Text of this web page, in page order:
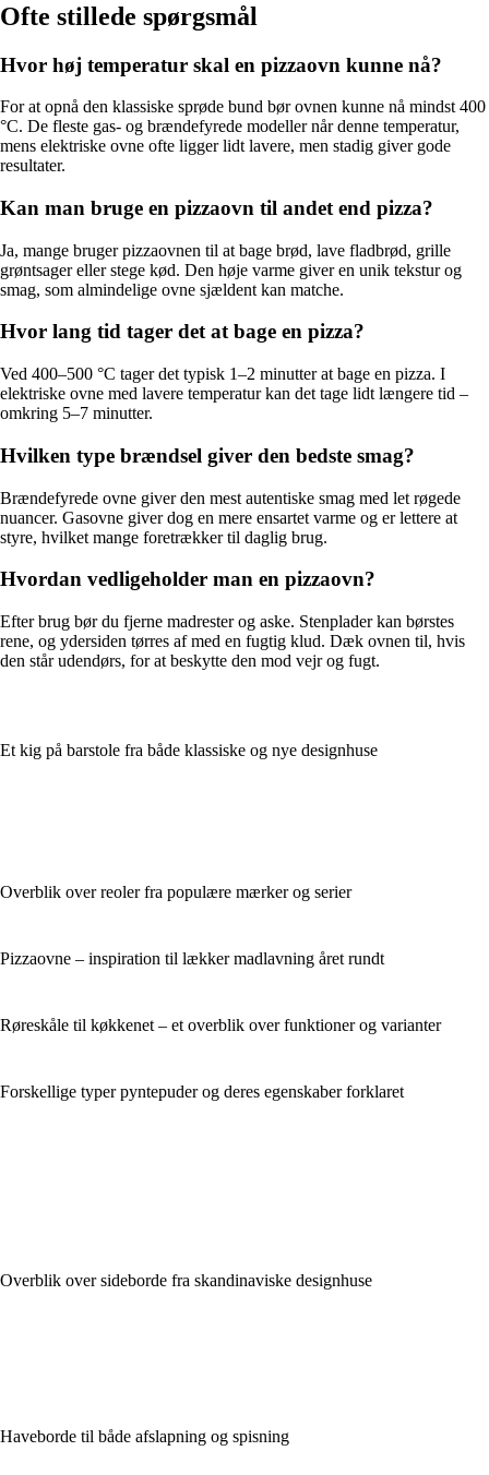
Ofte stillede spørgsmål
Hvor høj temperatur skal en pizzaovn kunne nå?
For at opnå den klassiske sprøde bund bør ovnen kunne nå mindst 400
°C. De fleste gas- og brændefyrede modeller når denne temperatur,
mens elektriske ovne ofte ligger lidt lavere, men stadig giver gode
resultater.
Kan man bruge en pizzaovn til andet end pizza?
Ja, mange bruger pizzaovnen til at bage brød, lave fladbrød, grille
grøntsager eller stege kød. Den høje varme giver en unik tekstur og
smag, som almindelige ovne sjældent kan matche.
Hvor lang tid tager det at bage en pizza?
Ved 400–500 °C tager det typisk 1–2 minutter at bage en pizza. I
elektriske ovne med lavere temperatur kan det tage lidt længere tid –
omkring 5–7 minutter.
Hvilken type brændsel giver den bedste smag?
Brændefyrede ovne giver den mest autentiske smag med let røgede
nuancer. Gasovne giver dog en mere ensartet varme og er lettere at
styre, hvilket mange foretrækker til daglig brug.
Hvordan vedligeholder man en pizzaovn?
Efter brug bør du fjerne madrester og aske. Stenplader kan børstes
rene, og ydersiden tørres af med en fugtig klud. Dæk ovnen til, hvis
den står udendørs, for at beskytte den mod vejr og fugt.
Et kig på barstole fra både klassiske og nye designhuse
Overblik over reoler fra populære mærker og serier
Pizzaovne – inspiration til lækker madlavning året rundt
Røreskåle til køkkenet – et overblik over funktioner og varianter
Forskellige typer pyntepuder og deres egenskaber forklaret
Overblik over sideborde fra skandinaviske designhuse
Haveborde til både afslapning og spisning